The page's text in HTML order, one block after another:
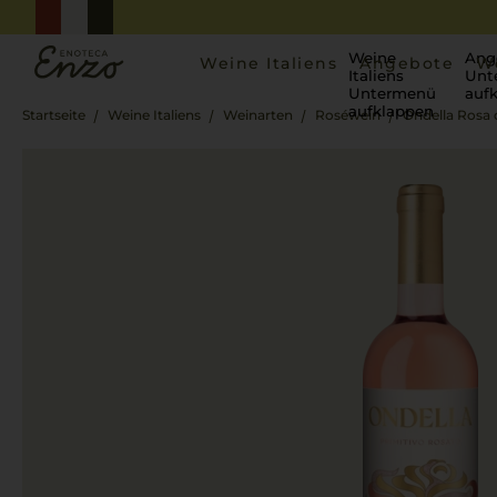
Weine Italiens
Weine
Italiens
Untermenü
aufklappen
Angebote
Startseite Weine Italiens Weinarten Roséwein Ondella Rosa